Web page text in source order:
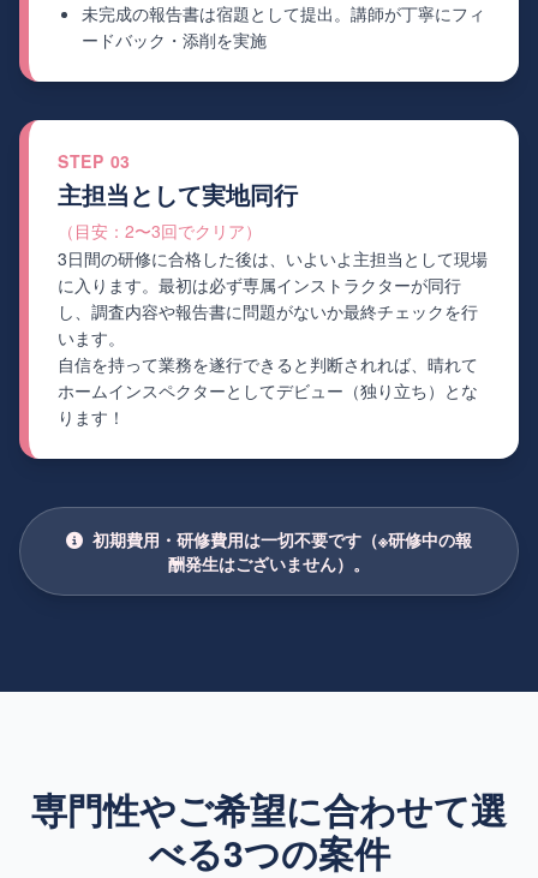
未完成の報告書は宿題として提出。講師が丁寧にフィ
ードバック・添削を実施
STEP 03
主担当として実地同行
（目安：2〜3回でクリア）
3日間の研修に合格した後は、いよいよ主担当として現場
に入ります。最初は必ず専属インストラクターが同行
し、調査内容や報告書に問題がないか最終チェックを行
います。
自信を持って業務を遂行できると判断されれば、晴れて
ホームインスペクターとしてデビュー（独り立ち）とな
ります！
初期費用・研修費用は一切不要です（※研修中の報
酬発生はございません）。
専門性やご希望に合わせて選
べる3つの案件